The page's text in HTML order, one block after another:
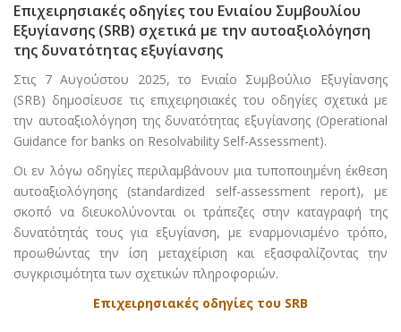
Επιχειρησιακές οδηγίες του Ενιαίου Συμβουλίου
Εξυγίανσης (SRB) σχετικά με την αυτοαξιολόγηση
της δυνατότητας εξυγίανσης
Στις 7 Αυγούστου 2025, το Ενιαίο Συμβούλιο Εξυγίανσης
(SRB) δημοσίευσε τις επιχειρησιακές του οδηγίες σχετικά με
την αυτοαξιολόγηση της δυνατότητας εξυγίανσης (Operational
Guidance for banks on Resolvability Self-Assessment).
Οι εν λόγω οδηγίες περιλαμβάνουν μια τυποποιημένη έκθεση
αυτοαξιολόγησης (standardized self-assessment report), με
σκοπό να διευκολύνονται οι τράπεζες στην καταγραφή της
δυνατότητάς τους για εξυγίανση, με εναρμονισμένο τρόπο,
προωθώντας την ίση μεταχείριση και εξασφαλίζοντας την
συγκρισιμότητα των σχετικών πληροφοριών.
Επιχειρησιακές οδηγίες του SRB